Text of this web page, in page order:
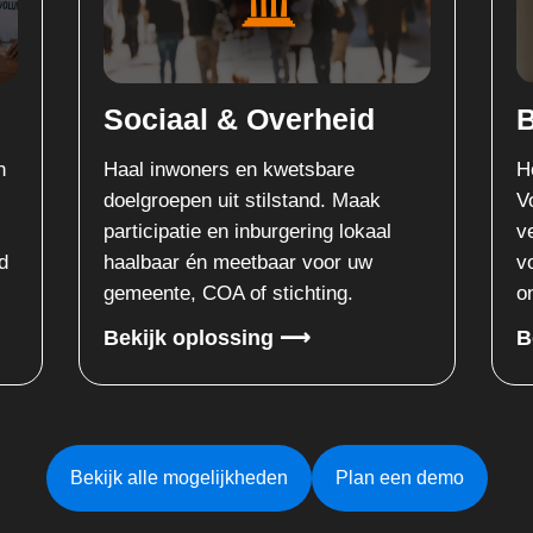
Bedrijfsleven & HR
Houd je team fit en productief.
Voorkom verzuim, behoud talent en
versterk vitaliteit met hét platform
voor continue ontwikkeling en
onboarding.
Bekijk oplossing ⟶
Bekijk alle mogelijkheden Plan een demo